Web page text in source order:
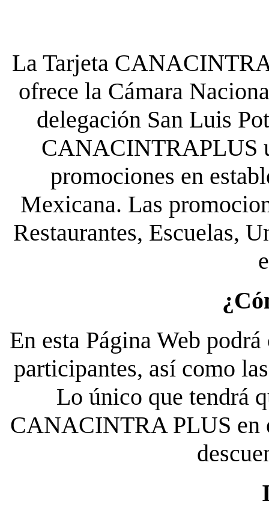
La Tarjeta
ofrece la Cámara
delegación San Luis
CANACINTRAPLUS
promociones en
Mexicana. Las
Restaurantes, Escuelas,
En esta Página Web
participantes, así como
Lo único que tendrá
CANACINTRA PLUS en